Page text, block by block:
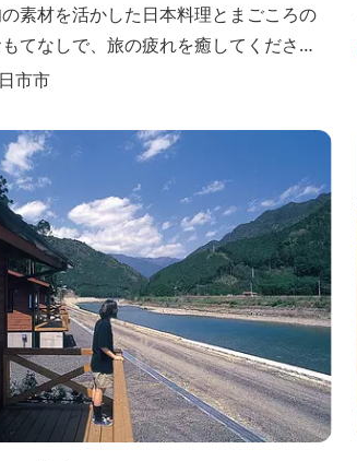
素材を活かした日本料理とまごころの
てなしで、旅の疲れを癒してくださ
市市